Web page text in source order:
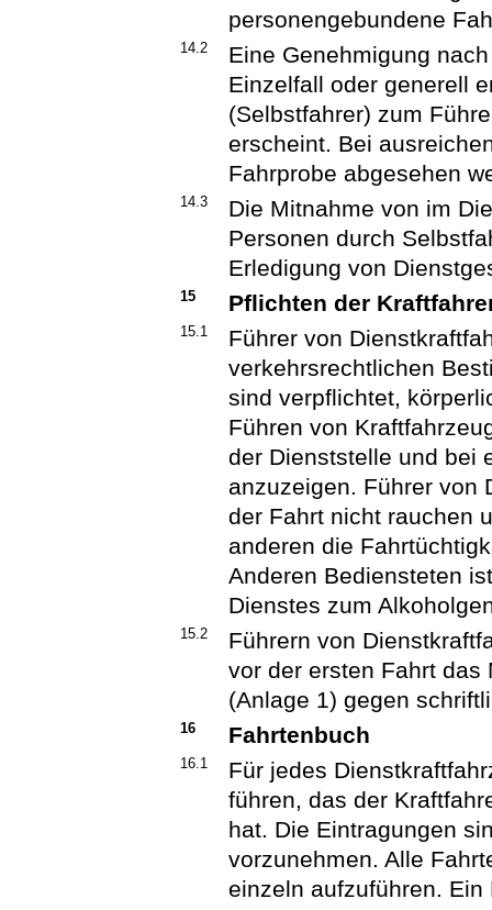
personengebundene
14.2
Eine Genehmigung
Einzelfall oder generell
(Selbstfahrer) zum
erscheint. Bei
Fahrprobe abgesehen
14.3
Die Mitnahme von im
Personen durch
Erledigung von
15 Pflichten der
15.1
Führer von
verkehrsrechtlichen
sind verpflichtet,
Führen von
der Dienststelle und bei
anzuzeigen. Führer von
der Fahrt nicht rauchen
anderen die
Anderen Bediensteten
Dienstes zum
15.2
Führern von
vor der ersten Fahrt das
(Anlage 1) gegen
16 Fahrtenbuch
16.1
Für jedes
führen, das der
hat. Die Eintragungen
vorzunehmen. Alle
einzeln aufzuführen.